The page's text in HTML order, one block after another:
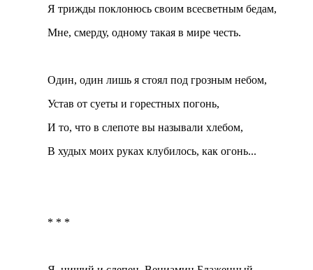
Я трижды поклонюсь своим всесветным бедам,
Мне, смерду, одному такая в мире честь.
Один, один лишь я стоял под грозным небом,
Устав от суеты и горестных погонь,
И то, что в слепоте вы называли хлебом,
В худых моих руках клубилось, как огонь...
* * *